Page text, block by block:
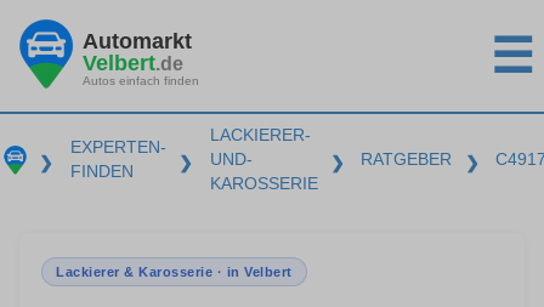
Automarkt
Velbert.de
Autos einfach finden ☰
❯
EXPERTEN-
FINDEN
❯
LACKIERER-
UND-
KAROSSERIE
❯ RATGEBER ❯
Lackierer & Karosserie · in Velbert